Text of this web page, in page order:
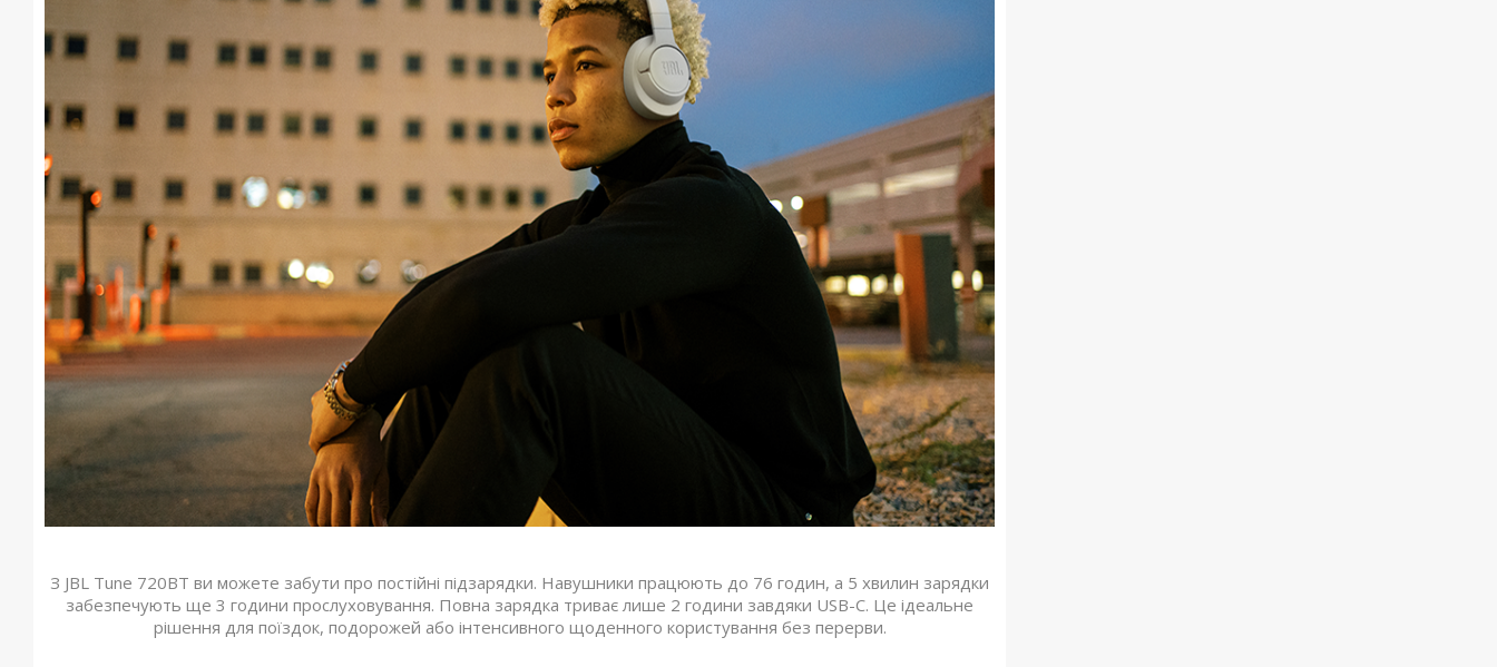
З JBL Tune 720BT ви можете забути про постійні підзарядки. Навушники працюють до 76 годин, а 5 хвилин зарядки
забезпечують ще 3 години прослуховування. Повна зарядка триває лише 2 години завдяки USB-C. Це ідеальне
рішення для поїздок, подорожей або інтенсивного щоденного користування без перерви.